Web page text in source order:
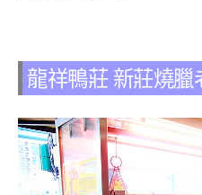
龍祥鴨莊 新莊燒臘